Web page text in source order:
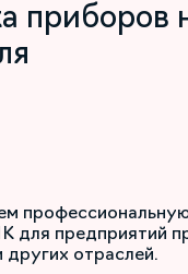
приборов
для предприятий
других отраслей.